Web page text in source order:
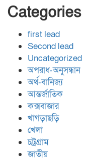
Categories
first lead
Second lead
Uncategorized
অপরাধ-অনুসন্ধান
অর্থ-বানিজ্য
আন্তর্জাতিক
কক্সবাজার
খাগড়াছড়ি
খেলা
চট্রগ্রাম
জাতীয়